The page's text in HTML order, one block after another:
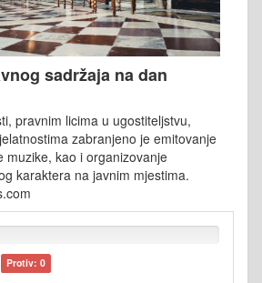
sadržaja na dan
pravnim licima u ugostiteljstvu,
zabranjeno je emitovanje
muzike, kao i organizovanje
karaktera na javnim mjestima.
Protiv: 0